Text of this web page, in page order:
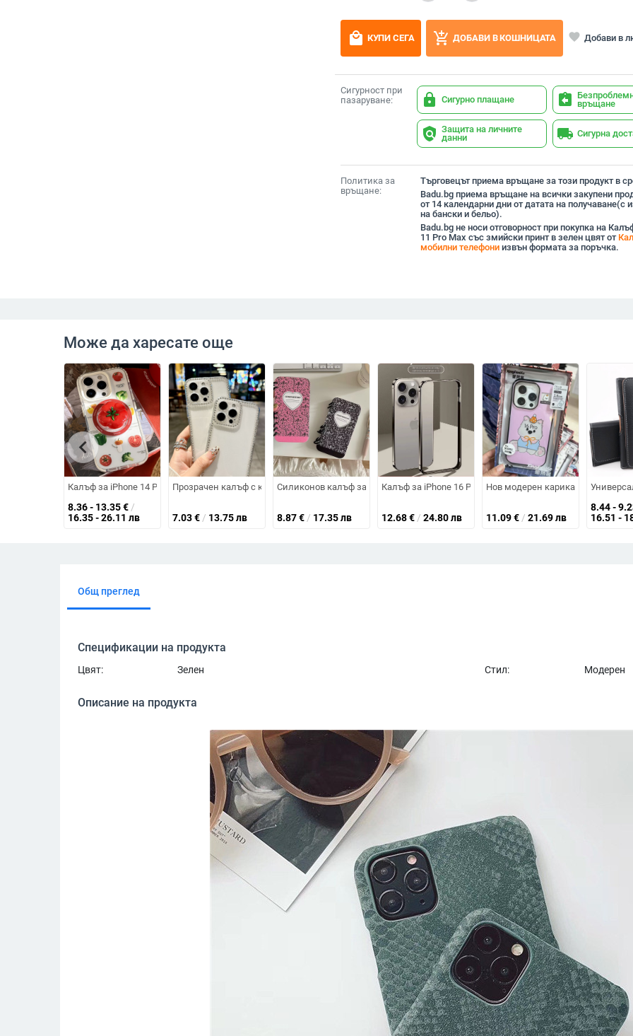
local_mall КУПИ СЕГА add_shopping_cart ДОБАВИ В КОШНИЦАТА favorite Добави в
Сигурност при
пазаруване:
lock Сигурно плащане assignment_return връщане
policy Защита на личните
данни
local_shipping Сигурна
Политика за
връщане:
Търговецът приема връщане за този продукт в
Badu.bg приема връщане на всички закупени
от 14 календарни дни от датата на получаване(с
на бански и бельо).
Badu.bg не носи отговорност при покупка на
11 Pro Max със змийски принт в зелен цвят от
мобилни телефониизвън формата за поръчка.
Може да харесате още
Калъф за iPhone 14 Pro Max с триизмерен мотив домати и зеленчуци и магнитна подставка – прозрачен
8.36 - 13.35€ /
16.35 - 26.11 лв
Прозрачен калъф с кристали за iPhone 16 Pro Max и iPhone 15, TPU защитно покритие
7.03€ / 13.75 лв
Силиконов калъф за iPhone – прозрачен, дизайн със Splash Ink и мотиви книга и
8.87€ / 17.35 лв
Калъф за iPhone 16 Pro Max с метална рамка в титанов
12.68€ / 24.80 лв
Нов модерен карикатурен
11.09€ / 21.69 лв
8.44 -
16.51 -
chevron_left
Общ преглед
Спецификации на продукта
Цвят: Зелен Стил: Модерен
Описание на продукта